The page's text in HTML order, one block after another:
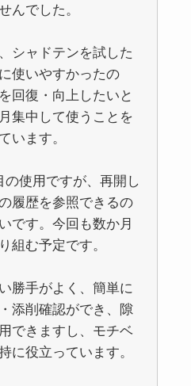
んでした。
シャドテンを試した
使いやすかったの
回復・向上したいと
集中して使うことを
います。
の使用ですが、再開し
履歴を参照できるの
です。今回も数か月
組む予定です。
勝手がよく、簡単に
添削確認ができ、隙
できますし、モチベ
に役立っています。